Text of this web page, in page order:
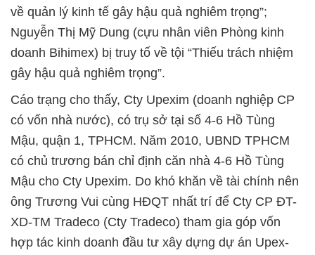
về quản lý kinh tế gây hậu quả nghiêm trọng”;
Nguyễn Thị Mỹ Dung (cựu nhân viên Phòng kinh
doanh Bihimex) bị truy tố về tội “Thiếu trách nhiệm
gây hậu quả nghiêm trọng”.
Cáo trạng cho thấy, Cty Upexim (doanh nghiệp CP
có vốn nhà nước), có trụ sở tại số 4-6 Hồ Tùng
Mậu, quận 1, TPHCM. Năm 2010, UBND TPHCM
có chủ trương bán chỉ định căn nhà 4-6 Hồ Tùng
Mậu cho Cty Upexim. Do khó khăn về tài chính nên
ông Trương Vui cùng HĐQT nhất trí để Cty CP ĐT-
XD-TM Tradeco (Cty Tradeco) tham gia góp vốn
hợp tác kinh doanh đầu tư xây dựng dự án Upex-